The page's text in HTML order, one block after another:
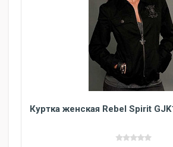
Куртка женская Rebel Spirit